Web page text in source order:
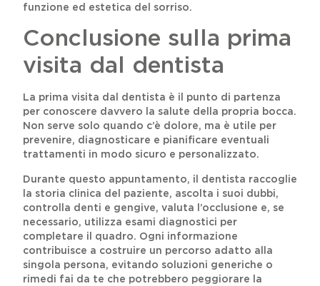
funzione ed estetica del sorriso.
Conclusione sulla prima
visita dal dentista
La prima visita dal dentista è il punto di partenza
per conoscere davvero la salute della propria bocca.
Non serve solo quando c’è dolore, ma è utile per
prevenire, diagnosticare e pianificare eventuali
trattamenti in modo sicuro e personalizzato.
Durante questo appuntamento, il dentista raccoglie
la storia clinica del paziente, ascolta i suoi dubbi,
controlla denti e gengive, valuta l’occlusione e, se
necessario, utilizza esami diagnostici per
completare il quadro. Ogni informazione
contribuisce a costruire un percorso adatto alla
singola persona, evitando soluzioni generiche o
rimedi fai da te che potrebbero peggiorare la